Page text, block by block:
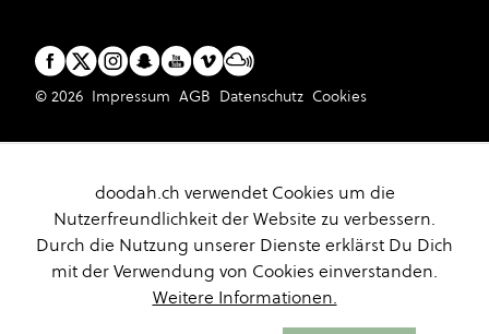
© 2026 Impressum AGB Datenschutz Cookies
doodah.ch verwendet Cookies um die
Nutzerfreundlichkeit der Website zu verbessern.
Durch die Nutzung unserer Dienste erklärst Du Dich
mit der Verwendung von Cookies einverstanden.
Weitere Informationen.